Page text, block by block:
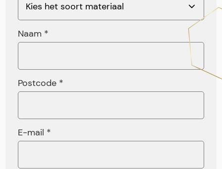
Naam *
Postcode *
E-mail *